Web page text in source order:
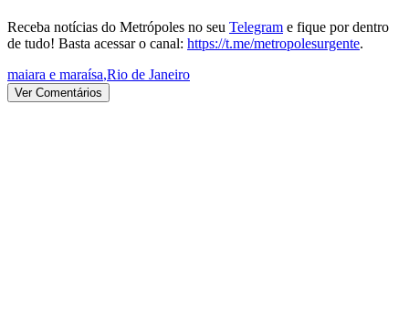
Receba notícias do Metrópoles no seu Telegram e fique por dentro
de tudo! Basta acessar o canal: https://t.me/metropolesurgente.
maiara e maraísa,Rio de Janeiro
Ver Comentários